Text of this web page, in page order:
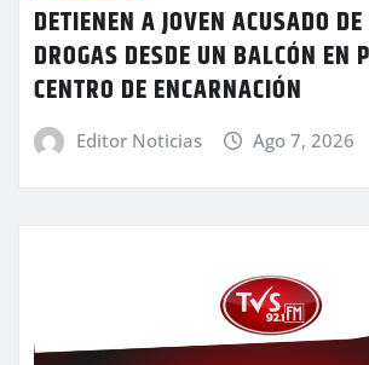
DETIENEN A JOVEN ACUSADO
DROGAS DESDE UN BALCÓN EN
CENTRO DE ENCARNACIÓN
Editor Noticias Ago 7, 2026